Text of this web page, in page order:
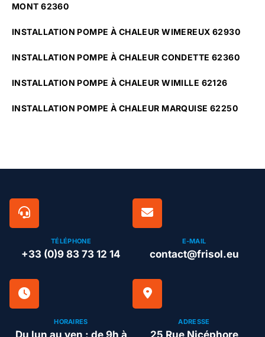
MONT 62360
INSTALLATION POMPE À CHALEUR WIMEREUX 62930
INSTALLATION POMPE À CHALEUR CONDETTE 62360
INSTALLATION POMPE À CHALEUR WIMILLE 62126
INSTALLATION POMPE À CHALEUR MARQUISE 62250
TÉLÉPHONE
+33 (0)9 83 73 12 14
E-MAIL
contact@frisol.eu
HORAIRES
Du lun au ven : de 9h à
ADRESSE
25 Rue Nicéphore